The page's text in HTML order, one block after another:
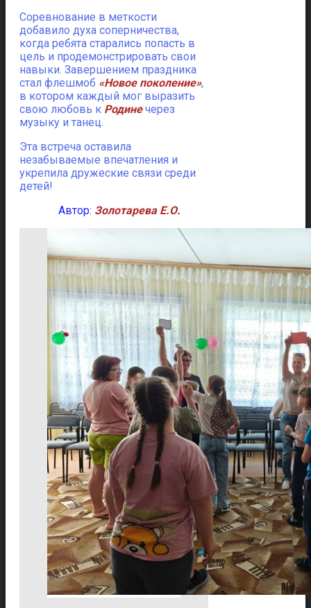
Соревнование в меткости
добавило духа соперничества,
когда ребята старались попасть в
цель и продемонстрировать свои
навыки. Завершением праздника
стал флешмоб «Новое поколение»,
в котором каждый мог выразить
свою любовь к Родинечерез
музыку и танец.
Эта встреча оставила
незабываемые впечатления и
укрепила дружеские связи среди
детей!
Автор: Золотарева Е.О.